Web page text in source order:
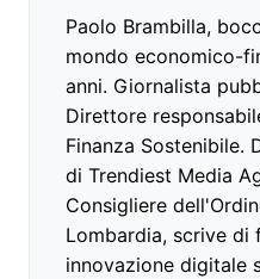
Paolo Brambilla,
mondo economico-
anni. Giornalista
Direttore
Finanza Sostenibile.
di Trendiest Media
Consigliere
Lombardia, scrive di
innovazione digitale